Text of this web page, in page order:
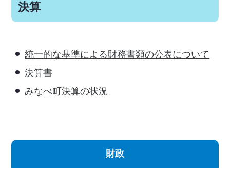
決算
統一的な基準による財務書類の公表について
決算書
みなべ町決算の状況
財政